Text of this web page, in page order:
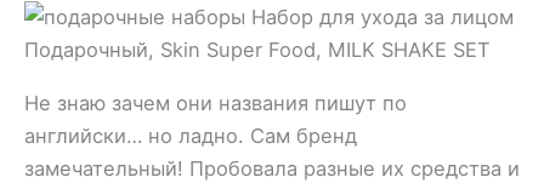
Не знаю зачем они названия пишут по
английски… но ладно. Сам бренд
замечательный! Пробовала разные их средства и